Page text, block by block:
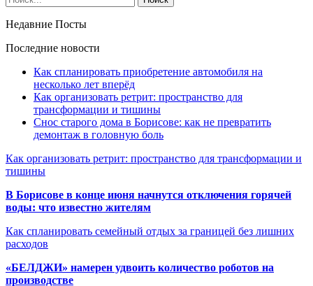
Недавние Посты
Последние новости
Как спланировать приобретение автомобиля на
несколько лет вперёд
Как организовать ретрит: пространство для
трансформации и тишины
Снос старого дома в Борисове: как не превратить
демонтаж в головную боль
Как организовать ретрит: пространство для трансформации и
тишины
В Борисове в конце июня начнутся отключения горячей
воды: что известно жителям
Как спланировать семейный отдых за границей без лишних
расходов
«БЕЛДЖИ» намерен удвоить количество роботов на
производстве